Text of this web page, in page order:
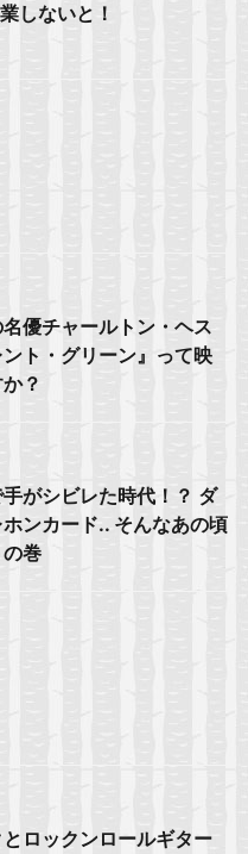
しないと！
優チャールトン・ヘス
ント・グリーン』って映
？
がシビレた時代！？ ダ
ンカード.. そんなあの頃
巻
ロックンロールギター